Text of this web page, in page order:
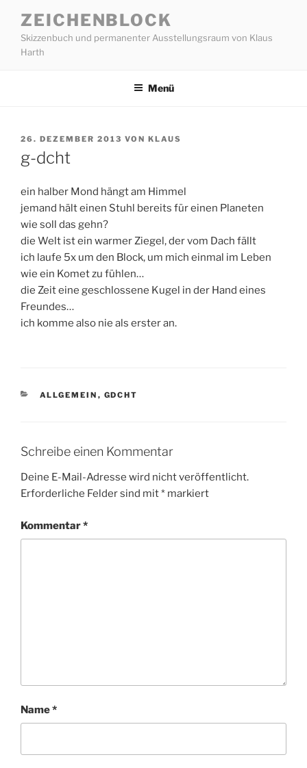
Inhalt
springen
ZEICHENBLOCK
Skizzenbuch und permanenter Ausstellungsraum von Klaus
Harth
Menü
VERÖFFENTLICHT
26. DEZEMBER 2013 VON KLAUS
g-dcht
ein halber Mond hängt am Himmel
jemand hält einen Stuhl bereits für einen Planeten
wie soll das gehn?
die Welt ist ein warmer Ziegel, der vom Dach fällt
ich laufe 5x um den Block, um mich einmal im Leben
wie ein Komet zu fühlen…
die Zeit eine geschlossene Kugel in der Hand eines
Freundes…
ich komme also nie als erster an.
KATEGORIEN
ALLGEMEIN , GDCHT
Schreibe einen Kommentar
Deine E-Mail-Adresse wird nicht veröffentlicht.
Erforderliche Felder sind mit* markiert
Kommentar*
Name*